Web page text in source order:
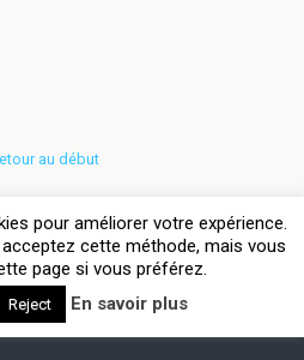
au début
Bureau
pour améliorer votre expérience.
cette méthode, mais vous
page si vous préférez.
Reject En savoir plus
Avec
Suite for WordPress